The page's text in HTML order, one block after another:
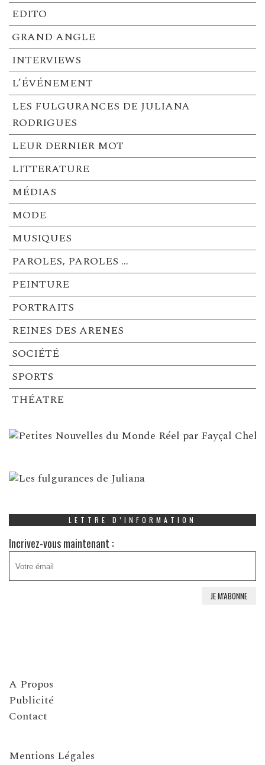
EDITO
GRAND ANGLE
INTERVIEWS
L’ÉVÉNEMENT
LES FULGURANCES DE JULIANA
RODRIGUES
LEUR DERNIER MOT
LITTERATURE
MÉDIAS
MODE
MUSIQUES
PAROLES, PAROLES …
PEINTURE
PORTRAITS
REINES DES ARENES
SOCIÉTÉ
SPORTS
THÉATRE
LETTRE D’INFORMATION
Incrivez-vous maintenant :
A Propos
Publicité
Contact
Mentions Légales